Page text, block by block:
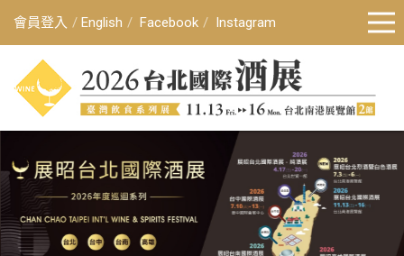
會員登入 English Facebook Instagram